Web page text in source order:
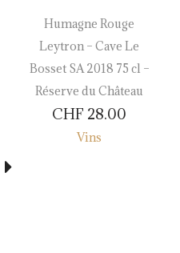
Humagne Rouge
Leytron – Cave Le
Bosset SA 2018 75 cl –
Réserve du Château
CHF 28.00
Vins